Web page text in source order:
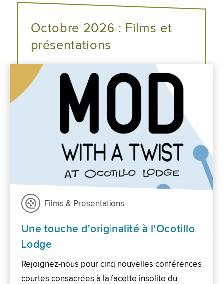
Octobre 2026 : Films et
présentations
Films & Presentations
Une touche d'originalité à l'Ocotillo
Lodge
Rejoignez-nous pour cinq nouvelles conférences
courtes consacrées à la facette insolite du